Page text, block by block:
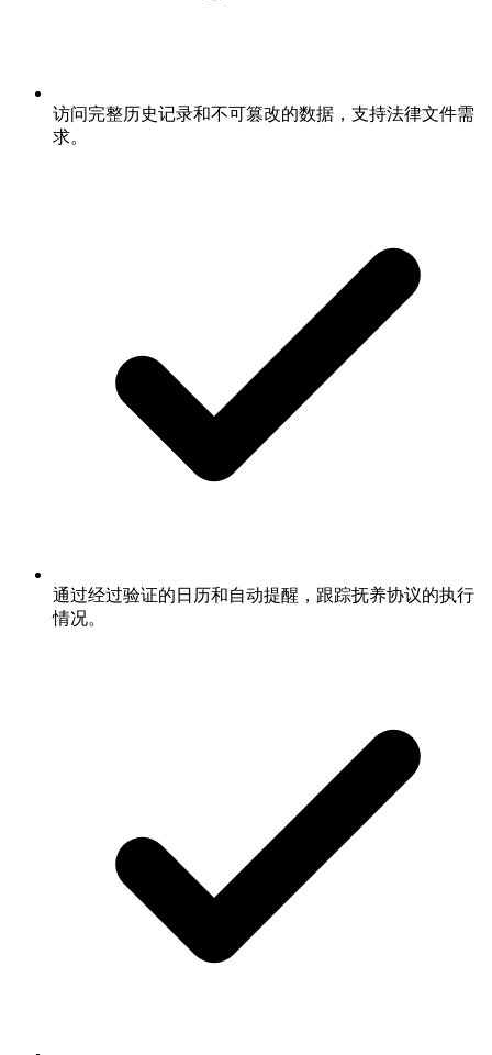
访问完整历史记录和不可篡改的数据，支持法律文件需
求。
通过经过验证的日历和自动提醒，跟踪抚养协议的执行
情况。